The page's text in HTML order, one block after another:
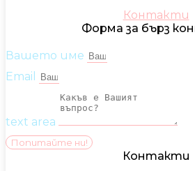
Контакти
Форма за бърз
Вашето име
Email
text area
Попитайте ни!
Контакти